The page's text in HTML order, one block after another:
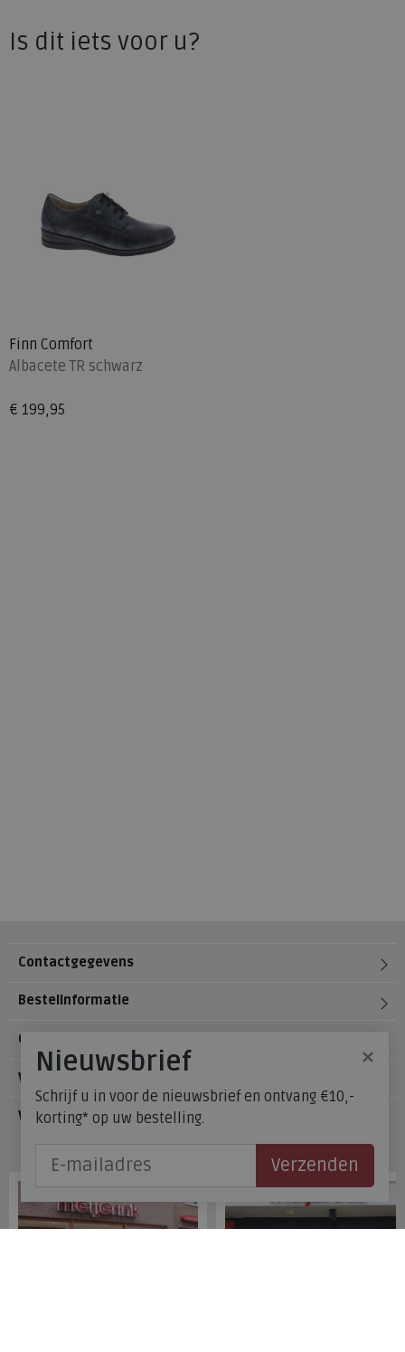
Is dit iets voor u?
Finn Comfort
Albacete TR schwarz
€ 199,95
Contactgegevens
Bestelinformatie
Over Meijerink Schoenen
Voetzorg
Veelgestelde vragen
×
Nieuwsbrief
Schrijf u in voor de nieuwsbrief en ontvang €10,-
korting* op uw bestelling.
Verzenden